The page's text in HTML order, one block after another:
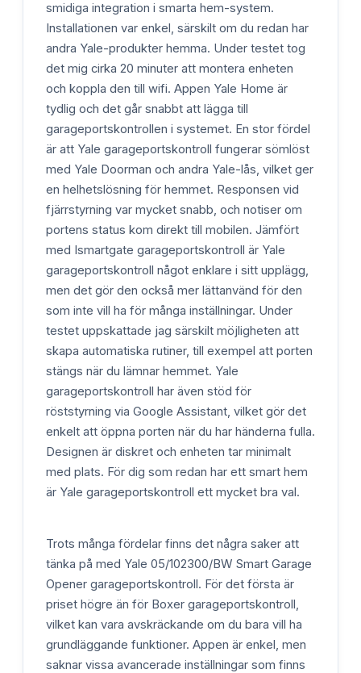
smidiga integration i smarta hem-system.
Installationen var enkel, särskilt om du redan har
andra Yale-produkter hemma. Under testet tog
det mig cirka 20 minuter att montera enheten
och koppla den till wifi. Appen Yale Home är
tydlig och det går snabbt att lägga till
garageportskontrollen i systemet. En stor fördel
är att Yale garageportskontroll fungerar sömlöst
med Yale Doorman och andra Yale-lås, vilket ger
en helhetslösning för hemmet. Responsen vid
fjärrstyrning var mycket snabb, och notiser om
portens status kom direkt till mobilen. Jämfört
med Ismartgate garageportskontroll är Yale
garageportskontroll något enklare i sitt upplägg,
men det gör den också mer lättanvänd för den
som inte vill ha för många inställningar. Under
testet uppskattade jag särskilt möjligheten att
skapa automatiska rutiner, till exempel att porten
stängs när du lämnar hemmet. Yale
garageportskontroll har även stöd för
röststyrning via Google Assistant, vilket gör det
enkelt att öppna porten när du har händerna fulla.
Designen är diskret och enheten tar minimalt
med plats. För dig som redan har ett smart hem
är Yale garageportskontroll ett mycket bra val.
Trots många fördelar finns det några saker att
tänka på med Yale 05/102300/BW Smart Garage
Opener garageportskontroll. För det första är
priset högre än för Boxer garageportskontroll,
vilket kan vara avskräckande om du bara vill ha
grundläggande funktioner. Appen är enkel, men
saknar vissa avancerade inställningar som finns